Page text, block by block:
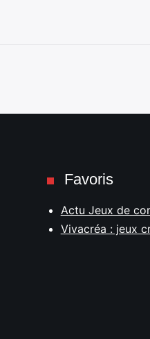
Favoris
Actu Jeux de
Vivacréa : jeux